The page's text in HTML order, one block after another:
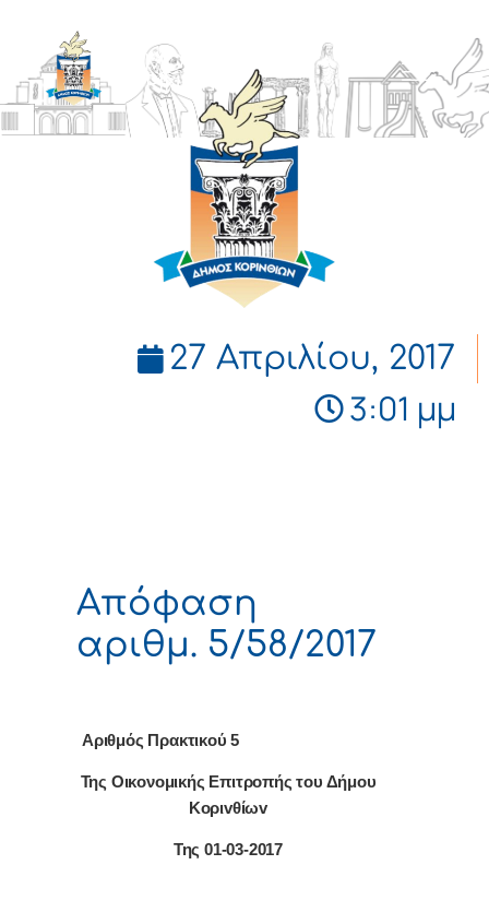
ΔΗΜΟΣ
ΚΟΡΙΝΘΙΩΝ
27 Απριλίου, 2017
3:01 μμ
Απόφαση
αριθμ. 5/58/2017
Αριθμός Πρακτικού 5
Της Οικονομικής Επιτρoπής τoυ Δήμoυ
Κoριvθίωv
Της 01-03-2017